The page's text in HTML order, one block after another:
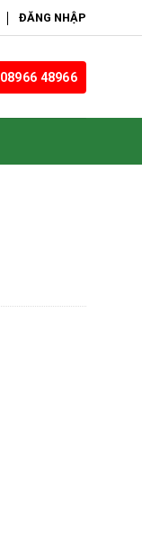
ĐĂNG NHẬP
08966 48966